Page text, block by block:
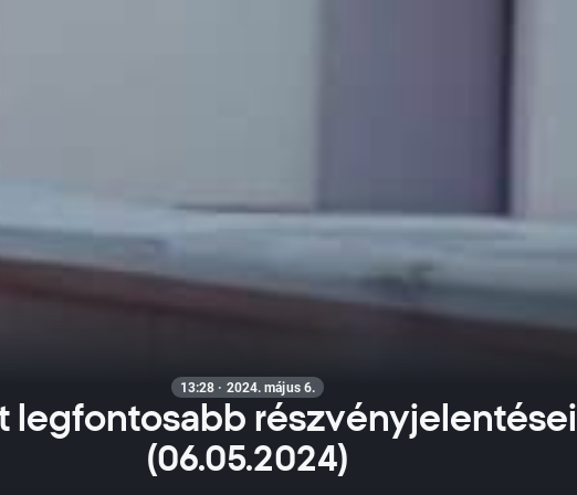
13:28 · 2024. május 6.
legfontosabb részvényjelentései
(06.05.2024)